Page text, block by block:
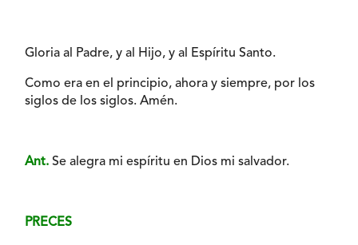
Gloria al Padre, y al Hijo, y al Espíritu Santo.
Como era en el principio, ahora y siempre, por los
siglos de los siglos. Amén.
Ant. Se alegra mi espíritu en Dios mi salvador.
PRECES